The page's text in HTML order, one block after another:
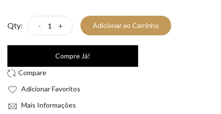
Qty: - + Adicionar ao Carrinho
Compre Já!
Adicionar Favoritos
Mais Informações